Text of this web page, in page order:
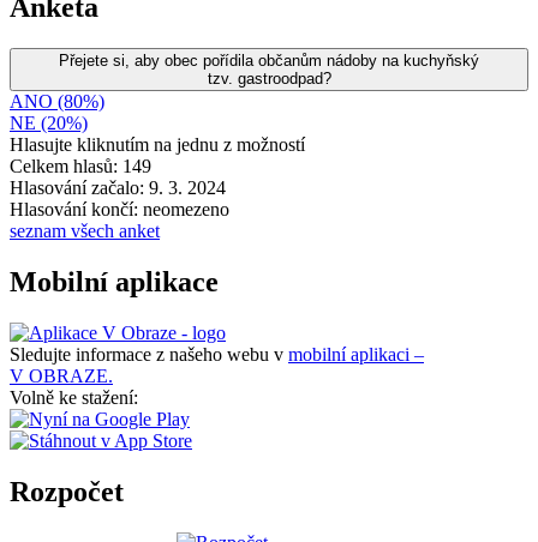
Anketa
Přejete si, aby obec pořídila občanům nádoby na kuchyňský
tzv. gastroodpad?
ANO (80%)
NE (20%)
Hlasujte kliknutím na jednu z možností
Celkem hlasů: 149
Hlasování začalo: 9. 3. 2024
Hlasování končí: neomezeno
seznam všech anket
Mobilní aplikace
Sledujte informace z našeho webu v mobilní aplikaci –
V OBRAZE.
Volně ke stažení:
Rozpočet